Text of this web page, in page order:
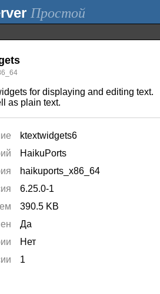
Простой
for displaying and editing text.
as plain text.
ktextwidgets6
HaikuPorts
haikuports_x86_64
6.25.0-1
390.5 KB
Да
Нет
1